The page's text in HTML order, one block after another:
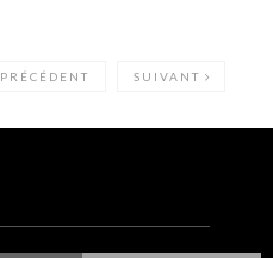
PRÉCÉDENT SUIVANT